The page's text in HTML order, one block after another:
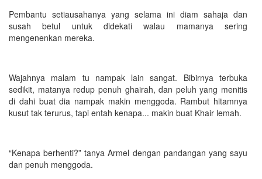
Pembantu setiausahanya yang selama ini diam sahaja dan
susah betul untuk didekati walau mamanya sering
mengenenkan mereka.
Wajahnya malam tu nampak lain sangat. Bibirnya terbuka
sedikit, matanya redup penuh ghairah, dan peluh yang menitis
di dahi buat dia nampak makin menggoda. Rambut hitamnya
kusut tak terurus, tapi entah kenapa... makin buat Khair lemah.
“Kenapa berhenti?” tanya Armel dengan pandangan yang sayu
dan penuh menggoda.